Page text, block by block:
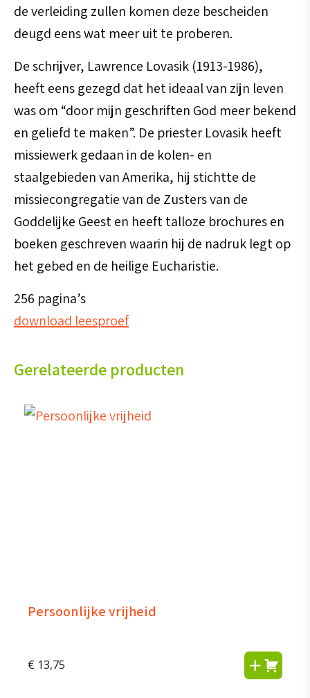
de verleiding zullen komen deze bescheiden
deugd eens wat meer uit te proberen.
De schrijver, Lawrence Lovasik (1913-1986),
heeft eens gezegd dat het ideaal van zijn leven
was om “door mijn geschriften God meer bekend
en geliefd te maken”. De priester Lovasik heeft
missiewerk gedaan in de kolen- en
staalgebieden van Amerika, hij stichtte de
missiecongregatie van de Zusters van de
Goddelijke Geest en heeft talloze brochures en
boeken geschreven waarin hij de nadruk legt op
het gebed en de heilige Eucharistie.
256 pagina’s
download leesproef
Gerelateerde producten
Persoonlijke vrijheid
€ 13,75